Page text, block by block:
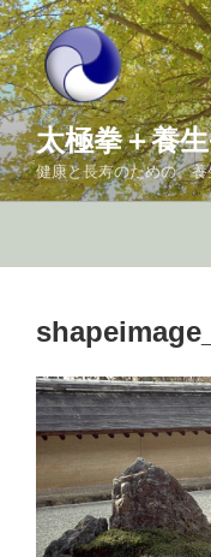
コ
ン
テ
ン
ツ
へ
ス
プ
太極拳＋養
健康と長寿のための、